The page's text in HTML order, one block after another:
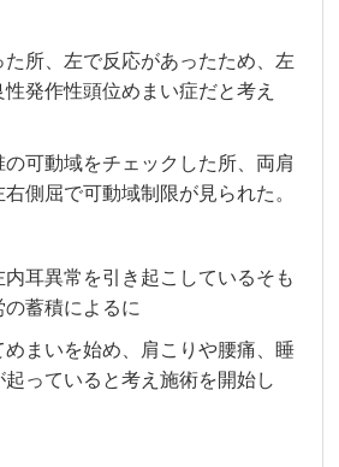
所、左で反応があったため、左
発作性頭位めまい症だと考え
可動域をチェックした所、両肩
側屈で可動域制限が見られた。
内耳異常を引き起こしているそも
蓄積によるに
まいを始め、肩こりや腰痛、睡
っていると考え施術を開始し